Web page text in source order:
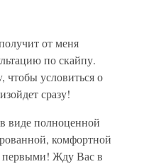
от меня
по скайпу.
чтобы условиться о
сразу!
виде полноценной
комфортной
первыми! Жду Вас в